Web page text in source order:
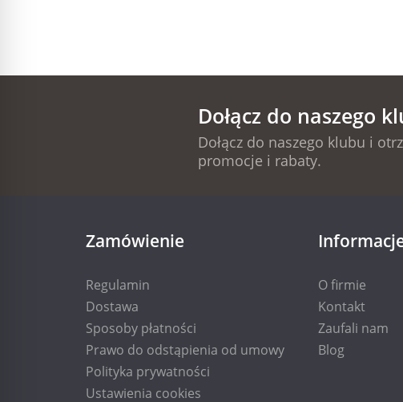
Dołącz do naszego
Dołącz do naszego klubu i
promocje i rabaty.
Zamówienie
Regulamin
Dostawa
Sposoby płatności
Prawo do odstąpienia od umowy
Polityka prywatności
Ustawienia cookies
O firmie
Kontakt
Zaufali nam
Blog